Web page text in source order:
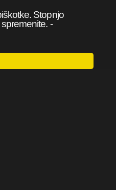
Stopnjo
-